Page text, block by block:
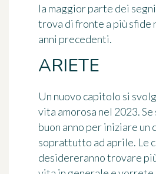
la maggior parte dei
trova di fronte a più sfide
anni precedenti.
ARIETE
Un nuovo capitolo si
vita amorosa nel 2023. Se
buon anno per iniziare un
soprattutto ad aprile. Le
desidereranno trovare